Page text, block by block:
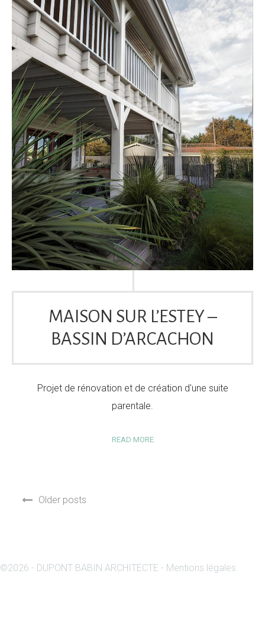
MAISON SUR L’ESTEY –
BASSIN D’ARCACHON
Projet de rénovation et de création d'une suite
parentale.
READ MORE
Older posts
©2026 - DUPONT BABIN ARCHITECTE - Mentions légales.